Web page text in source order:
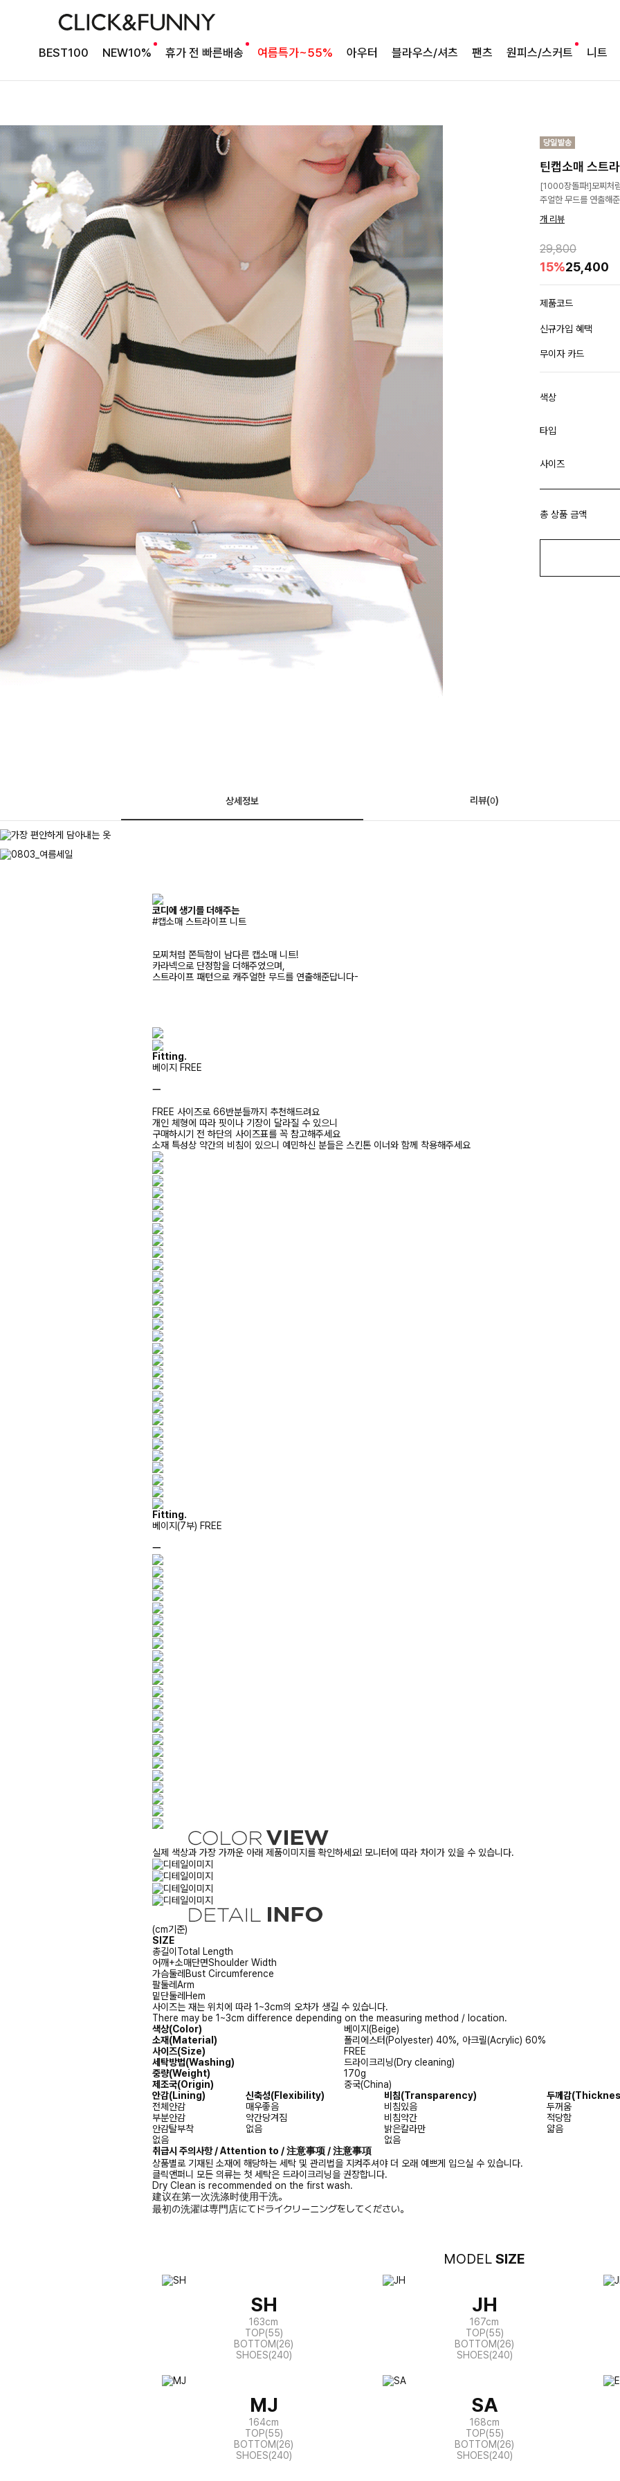
BEST100 NEW10% 휴가 전 빠른배송 여름특가~55% 아우터 블라우스/셔츠 팬츠 원피스/스커트 니트
틴캡소매 스트
[1000장돌파!]모찌처
주얼한 무드를 연출해
개 리뷰
29,800
15%25,400
제품코드
신규가입 혜택
무이자 카드
색상
타입
사이즈
총 상품 금액
상세정보 리뷰(0)
코디에 생기를 더해주는
#캡소매 스트라이프 니트
모찌처럼 쫀득함이 남다른 캡소매 니트!
카라넥으로 단정함을 더해주었으며,
스트라이프 패턴으로 캐주얼한 무드를 연출해준답니다-
Fitting.
베이지 FREE
ㅡ
FREE 사이즈로 66반분들까지 추천해드려요
개인 체형에 따라 핏이나 기장이 달라질 수 있으니
구매하시기 전 하단의 사이즈표를 꼭 참고해주세요
소재 특성상 약간의 비침이 있으니 예민하신 분들은 스킨톤 이너와 함께 착용해주세요
Fitting.
베이지(7부) FREE
ㅡ
실제 색상과 가장 가까운 아래 제품이미지를 확인하세요! 모니터에 따라 차이가 있을 수 있습니다.
(cm기준)
SIZE
총길이 Total Length
어깨+소매단면Shoulder Width
가슴둘레 Bust Circumference
팔둘레Arm
밑단둘레 Hem
사이즈는 재는 위치에 따라 1~3cm의 오차가 생길 수 있습니다.
There may be 1~3cm difference depending on the measuring method / location.
색상(Color)
베이지(Beige)
소재(Material)
폴리에스터(Polyester) 40%, 아크릴(Acrylic) 60%
사이즈(Size)
FREE
세탁방법(Washing)
드라이크리닝(Dry cleaning)
중량(Weight)
170g
제조국(Origin)
중국(China)
안감(Lining) 신축성(Flexibility) 비침(Transparency) 두께감
전체안감
매우좋음 비침있음
두꺼움
부분안감
약간당겨짐 비침약간
적당함
안감탈부착
없음 밝은칼라만
얇음
없음
없음
취급시 주의사항 / Attention to / 注意事项 / 注意事項
상품별로 기재된 소재에 해당하는 세탁 및 관리법을 지켜주셔야 더 오래 예쁘게 입으실 수 있습니다.
클릭앤퍼니 모든 의류는 첫 세탁은 드라이크리닝을 권장합니다.
Dry Clean is recommended on the first wash.
建议在第一次洗涤时使用干洗。
最初の洗濯は専門店にてドライクリーニングをしてください。
MODEL SIZE
SH
163cm
TOP(55)
BOTTOM(26)
SHOES(240)
JH
167cm
TOP(55)
BOTTOM(26)
SHOES(240)
MJ
164cm
TOP(55)
BOTTOM(26)
SHOES(240)
SA
168cm
TOP(55)
BOTTOM(26)
SHOES(240)